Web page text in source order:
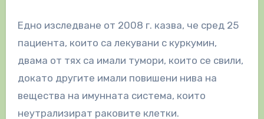
Едно изследване от 2008 г. казва, че сред 25
пациента, които са лекувани с куркумин,
двама от тях са имали тумори, които се свили,
докато другите имали повишени нива на
вещества на имунната система, които
неутрализират раковите клетки.